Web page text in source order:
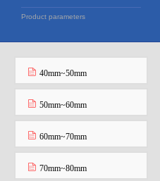
当前位
Product parameters
40mm~50mm
50mm~60mm
60mm~70mm
70mm~80mm